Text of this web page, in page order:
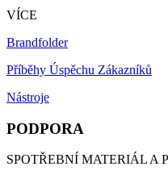
VÍCE
Brandfolder
Příběhy Úspěchu Zákazníků
Nástroje
PODPORA
SPOTŘEBNÍ MATERIÁL A